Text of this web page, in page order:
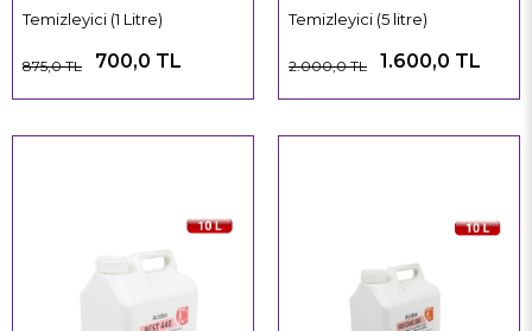
Temizleyici (1 Litre)
700,0 TL
875,0 TL
Temizleyici (5 litre)
1.600,0 TL
2.000,0 TL